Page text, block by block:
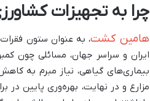
چرا به تجهیزات
هامین کشت، به عنوان ستون
ایران و سراسر جهان، مسائلی چون
بیماری‌های گیاهی، نیاز مبرم به
مزارع و در نهایت، بهره‌وری پایین در